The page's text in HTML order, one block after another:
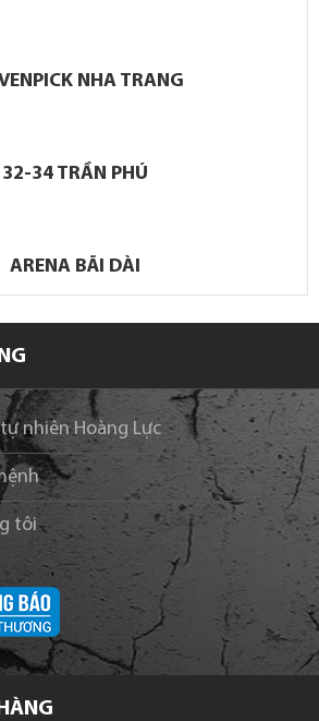
NHA TRANG
32-34 TRẦN PHÚ
ARENA BÃI DÀI
nhiên Hoàng Lực
tôi